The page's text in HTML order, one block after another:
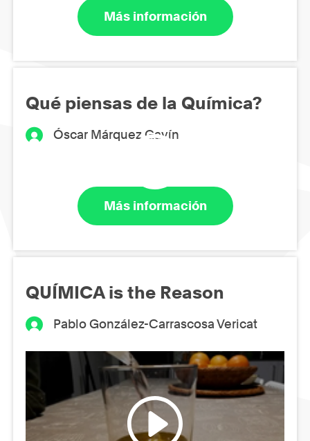
Más información
Qué piensas de la Química?
Óscar Márquez Gavín
Más información
QUÍMICA is the Reason
Pablo González-Carrascosa Vericat